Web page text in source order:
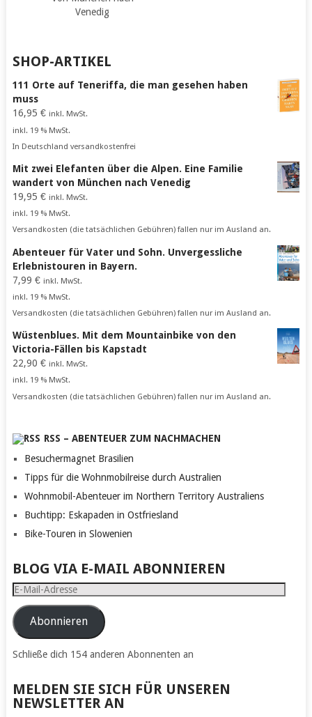
Venedig
SHOP-ARTIKEL
111 Orte auf Teneriffa, die man gesehen haben
muss
16,95 € inkl. MwSt.
inkl. 19 % MwSt.
In Deutschland versandkostenfrei
Mit zwei Elefanten über die Alpen. Eine Familie
wandert von München nach Venedig
19,95 € inkl. MwSt.
inkl. 19 % MwSt.
Versandkosten (die tatsächlichen Gebühren) fallen nur im Ausland an.
Abenteuer für Vater und Sohn. Unvergessliche
Erlebnistouren in Bayern.
7,99 € inkl. MwSt.
inkl. 19 % MwSt.
Versandkosten (die tatsächlichen Gebühren) fallen nur im Ausland an.
Wüstenblues. Mit dem Mountainbike von den
Victoria-Fällen bis Kapstadt
22,90 € inkl. MwSt.
inkl. 19 % MwSt.
Versandkosten (die tatsächlichen Gebühren) fallen nur im Ausland an.
RSS – ABENTEUER ZUM NACHMACHEN
Besuchermagnet Brasilien
Tipps für die Wohnmobilreise durch Australien
Wohnmobil-Abenteuer im Northern Territory Australiens
Buchtipp: Eskapaden in Ostfriesland
Bike-Touren in Slowenien
BLOG VIA E-MAIL ABONNIEREN
E-
Mail-
AdresseAbonnieren
Schließe dich 154 anderen Abonnenten an
MELDEN SIE SICH FÜR UNSEREN
NEWSLETTER AN